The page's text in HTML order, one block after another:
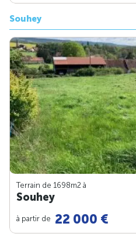
Souhey
Terrain de 1698m2 à
Souhey
à partir de 22 000 €